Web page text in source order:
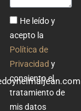
He leído y
acepto la
Política de
Privacidad y
consiento el
tratamiento de
mis datos